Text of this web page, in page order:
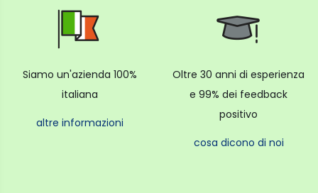
Siamo un'azienda 100%
italiana
altre informazioni
Oltre 30 anni di esperienza
e 99% dei feedback
positivo
cosa dicono di noi